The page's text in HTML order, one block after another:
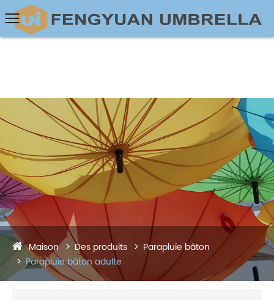
Maison Des produits
Parapluie bâton
Parapluie bâton adulte